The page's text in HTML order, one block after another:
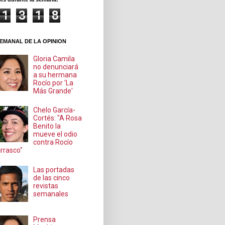
1 3 1
8
DE LA OPINION
Gloria Camila
no denunciará
a su hermana
Rocío por 'La
Más Grande'
Chelo García-
Cortés: "A Rosa
Benito la
mueve el odio
contra Rocío
Las portadas
de las cinco
revistas
semanales
Prensa